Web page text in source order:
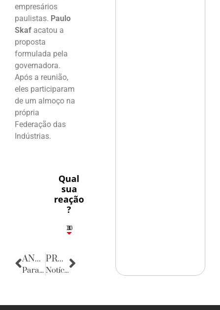
empresários
paulistas. Paulo
Skaf acatou a
proposta
formulada pela
governadora.
Após a reunião,
eles participaram
de um almoço na
própria
Federação das
Indústrias.
Qual
sua
reação
?
3
1
1
3
10
ANTERIOR
Parabéns
PRÓXIMA
Notícias da Paraíba